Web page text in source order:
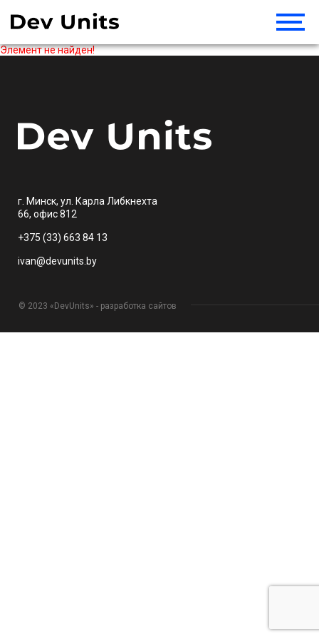
Элемент не найден!
г. Минск, ул. Карла Либкнехта
66, офис 812
+375 (33) 663 84 13
ivan@devunits.by
© 2023 «DevUnits» - разработка сайтов